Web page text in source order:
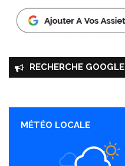
RECHERCHE GOOGLE
MÉTÉO LOCALE